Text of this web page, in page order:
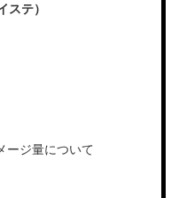
ステ）
ージ量について